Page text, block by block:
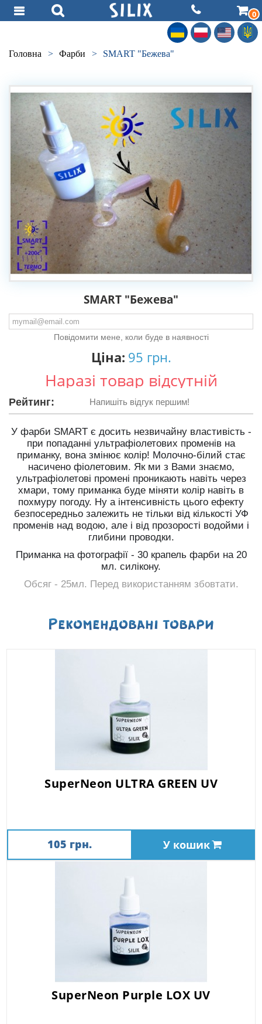
0
Головна > Фарби > SMART "Бежева"
SMART "Бежева"
Повідомити мене, коли буде в наявності
Ціна: 95 грн.
Наразі товар відсутній
Рейтинг: Напишіть відгук першим!
У фарби SMART є досить незвичайну властивість -
при попаданні ультрафіолетових променів на
приманку, вона змінює колір! Молочно-білий стає
насичено фіолетовим. Як ми з Вами знаємо,
ультрафіолетові промені проникають навіть через
хмари, тому приманка буде міняти колір навіть в
похмуру погоду. Ну а інтенсивність цього ефекту
безпосередньо залежить не тільки від кількості УФ
променів над водою, але і від прозорості водойми і
глибини проводки.
Приманка на фотографії - 30 крапель фарби на 20
мл. силікону.
Обсяг - 25мл. Перед використанням збовтати.
Рекомендованi товари
SuperNeon ULTRA GREEN UV
105 грн. У кошик
SuperNeon Purple LOX UV